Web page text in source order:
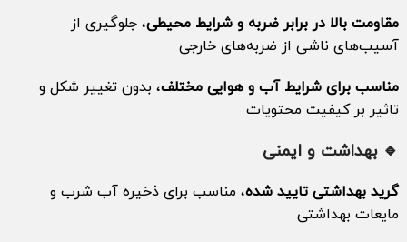
مقاومت بالا در برابر ضربه و شرایط محیطی، جلوگیری از
آسیب‌های ناشی از ضربه‌های خارجی
مناسب برای شرایط آب و هوایی مختلف، بدون تغییر شکل و
تاثیر بر کیفیت محتویات
🔹 بهداشت و ایمنی
گرید بهداشتی تایید شده، مناسب برای ذخیره آب شرب و
مایعات بهداشتی